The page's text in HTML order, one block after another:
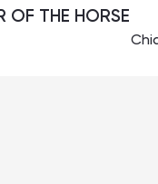
OF THE HORSE